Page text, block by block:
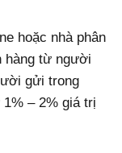
hoặc nhà phân
hàng từ người
gửi trong
– 2% giá trị